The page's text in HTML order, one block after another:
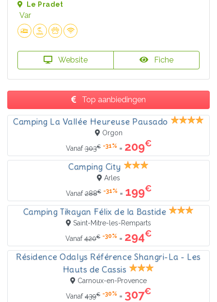
Le Pradet
Var
Website Fiche
Top aanbiedingen
Camping La Vallée Heureuse Pausado
Orgon
Vanaf303€ -31% = 209€
Camping City
Arles
Vanaf288€ -31% = 199€
Camping Tikayan Félix de la Bastide
Saint-Mitre-les-Remparts
Vanaf420€ -30% = 294€
Résidence Odalys Référence Shangri-La - Les
Hauts de Cassis
Carnoux-en-Provence
Vanaf439€ -30% = 307€